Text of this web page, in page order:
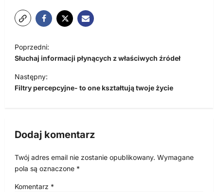
N
a
w
i
c
a
Poprzedni:
Słuchaj informacji płynących z właściwych źródeł
Następny:
Filtry percepcyjne- to one kształtują twoje życie
Dodaj komentarz
Twój adres email nie zostanie opublikowany. Wymagane
pola są oznaczone *
Komentarz *